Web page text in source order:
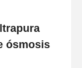
ósmosis